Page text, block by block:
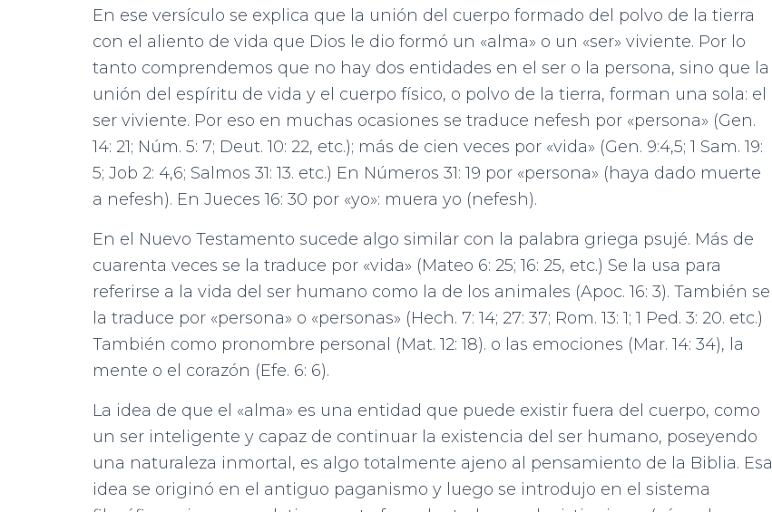
En ese versículo se explica que la unión del cuerpo formado del polvo de la tierra
con el aliento de vida que Dios le dio formó un «alma» o un «ser» viviente. Por lo
tanto comprendemos que no hay dos entidades en el ser o la persona, sino que la
unión del espíritu de vida y el cuerpo físico, o polvo de la tierra, forman una sola: el
ser viviente. Por eso en muchas ocasiones se traduce nefesh por «persona» (Gen.
14: 21; Núm. 5: 7; Deut. 10: 22, etc.); más de cien veces por «vida» (Gen. 9:4,5; 1 Sam. 19:
5; Job 2: 4,6; Salmos 31: 13. etc.) En Números 31: 19 por «persona» (haya dado muerte
a nefesh). En Jueces 16: 30 por «yo»: muera yo (nefesh).
En el Nuevo Testamento sucede algo similar con la palabra griega psujé. Más de
cuarenta veces se la traduce por «vida» (Mateo 6: 25; 16: 25, etc.) Se la usa para
referirse a la vida del ser humano como la de los animales (Apoc. 16: 3). También se
la traduce por «persona» o «personas» (Hech. 7: 14; 27: 37; Rom. 13: 1; 1 Ped. 3: 20. etc.)
También como pronombre personal (Mat. 12: 18). o las emociones (Mar. 14: 34), la
mente o el corazón (Efe. 6: 6).
La idea de que el «alma» es una entidad que puede existir fuera del cuerpo, como
un ser inteligente y capaz de continuar la existencia del ser humano, poseyendo
una naturaleza inmortal, es algo totalmente ajeno al pensamiento de la Biblia. Esa
idea se originó en el antiguo paganismo y luego se introdujo en el sistema